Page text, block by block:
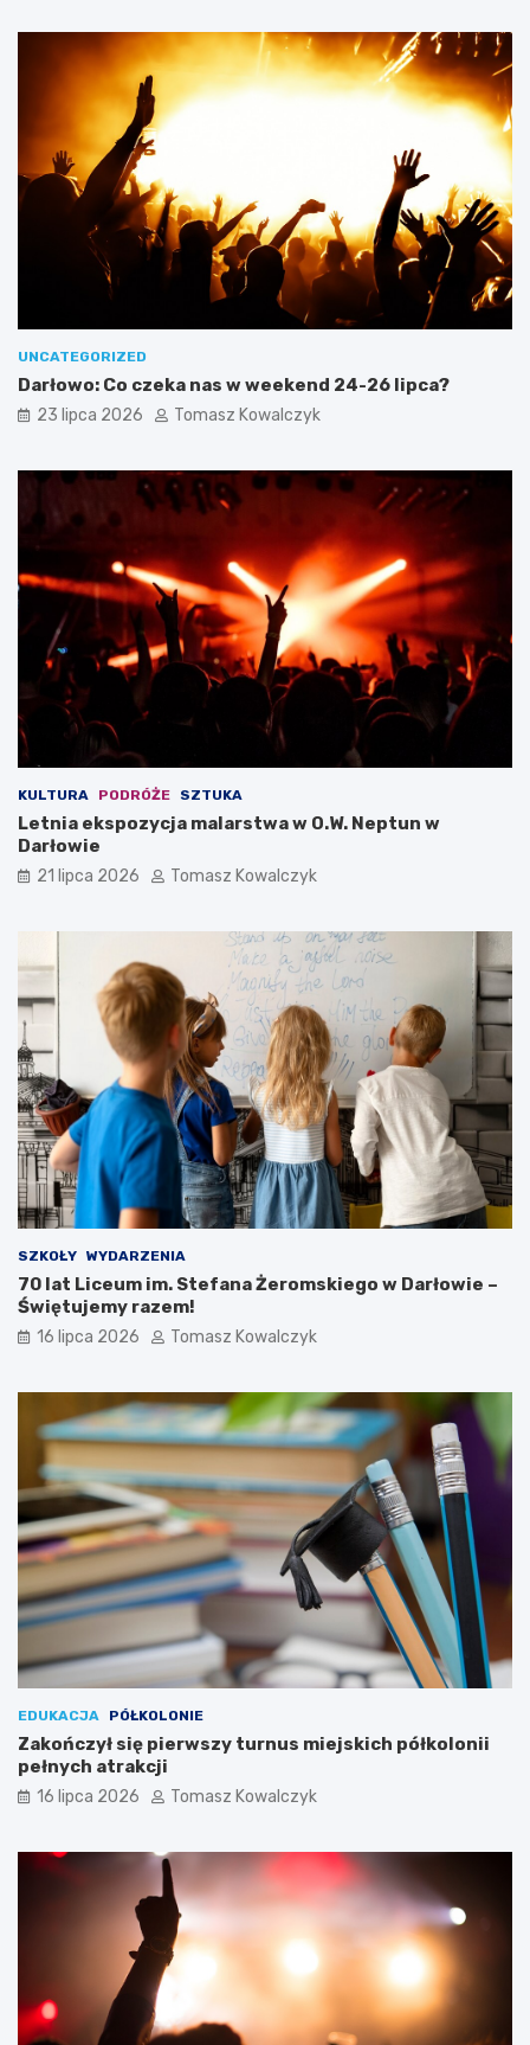
UNCATEGORIZED
Darłowo: Co czeka nas w weekend 24-26 lipca?
23 lipca 2026 Tomasz Kowalczyk
KULTURA PODRÓŻE SZTUKA
Letnia ekspozycja malarstwa w O.W. Neptun w
Darłowie
21 lipca 2026 Tomasz Kowalczyk
SZKOŁY WYDARZENIA
70 lat Liceum im. Stefana Żeromskiego w Darłowie –
Świętujemy razem!
16 lipca 2026 Tomasz Kowalczyk
EDUKACJA PÓŁKOLONIE
Zakończył się pierwszy turnus miejskich półkolonii
pełnych atrakcji
16 lipca 2026 Tomasz Kowalczyk